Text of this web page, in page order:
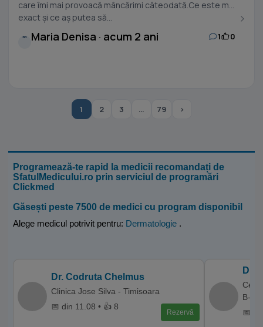
care îmi mai provoacă mâncărimi câteodată.Ce este mai
exact și ce aș putea să...
M Maria Denisa · acum 2 ani 1 0
1 2 3 … 79 ›
Programează-te rapid la medicii recomandați de
SfatulMedicului.ro prin serviciul de programări
Clickmed
Găsești peste 7500 de medici cu program disponibil
Alege medicul potrivit pentru: Dermatologie .
Dr. Codruta Chelmus
Clinica Jose Silva - Timisoara
📅 din 11.08 • 👍 8
Rezervă
Dr.
B-
📅